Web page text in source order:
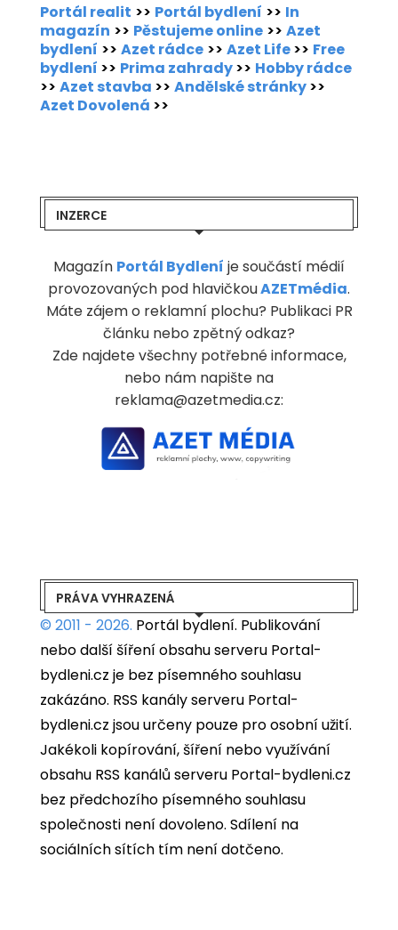
Portál realit >> Portál bydlení >> In
magazín >> Pěstujeme online >> Azet
bydlení >> Azet rádce >> Azet Life>> Free
bydlení >> Prima zahrady>> Hobby rádce
>> Azet stavba >> Andělské stránky>>
Azet Dovolená >>
INZERCE
Magazín Portál Bydlení je součástí médií
provozovaných pod hlavičkouAZETmédia.
Máte zájem o reklamní plochu? Publikaci PR
článku nebo zpětný odkaz?
Zde najdete všechny potřebné informace,
nebo nám napište na
reklama@azetmedia.cz:
PRÁVA VYHRAZENÁ
© 2011 - 2026. Portál bydlení. Publikování
nebo další šíření obsahu serveru Portal-
bydleni.cz je bez písemného souhlasu
zakázáno. RSS kanály serveru Portal-
bydleni.cz jsou určeny pouze pro osobní užití.
Jakékoli kopírování, šíření nebo využívání
obsahu RSS kanálů serveru Portal-bydleni.cz
bez předchozího písemného souhlasu
společnosti není dovoleno. Sdílení na
sociálních sítích tím není dotčeno.